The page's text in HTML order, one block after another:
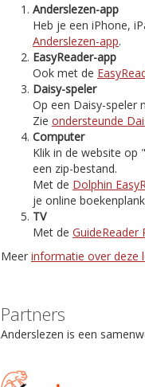
Anderslezen-app
Heb je een iPhone,
Anderslezen-app.
EasyReader-app
Ook met de
Daisy-speler
Op een Daisy-speler
Zie ondersteunde
Computer
Klik in de website
een zip-bestand.
Met de Dolphin
je online
TV
Met de GuideReader
Meer informatie over deze
Partners
Anderslezen is een